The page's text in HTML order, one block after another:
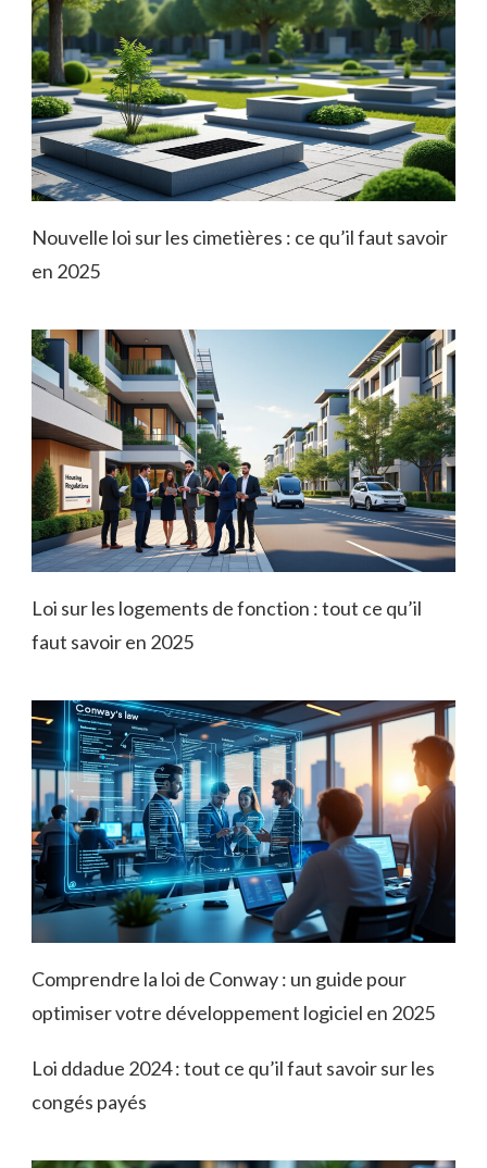
Nouvelle loi sur les cimetières : ce qu’il faut savoir
en 2025
Loi sur les logements de fonction : tout ce qu’il
faut savoir en 2025
Comprendre la loi de Conway : un guide pour
optimiser votre développement logiciel en 2025
Loi ddadue 2024 : tout ce qu’il faut savoir sur les
congés payés